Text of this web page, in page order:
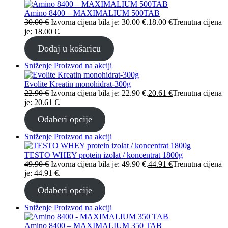
Amino 8400 – MAXIMALIUM 500TAB
30.00€ Izvorna cijena bila je: 30.00 €.18.00 €Trenutna cijena
je: 18.00 €.
Dodaj u košaricu
Sniženje Proizvod na akciji
Evolite Kreatin monohidrat-300g
22.90€ Izvorna cijena bila je: 22.90 €.20.61 €Trenutna cijena
je: 20.61 €.
Odaberi opcije
Sniženje Proizvod na akciji
TESTO WHEY protein izolat / koncentrat 1800g
49.90€ Izvorna cijena bila je: 49.90 €.44.91 €Trenutna cijena
je: 44.91 €.
Odaberi opcije
Sniženje Proizvod na akciji
Amino 8400 – MAXIMALIUM 350 TAB